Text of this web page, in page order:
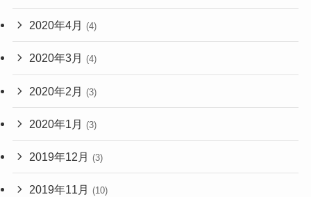
2020年4月 (4)
2020年3月 (4)
2020年2月 (3)
2020年1月 (3)
2019年12月 (3)
2019年11月 (10)